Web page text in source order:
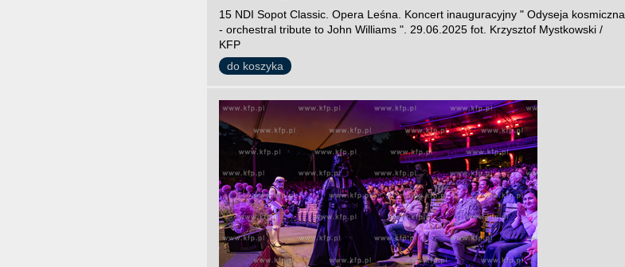
15 NDI Sopot Classic. Opera Leśna. Koncert inauguracyjny " Odyseja kosmiczna
- orchestral tribute to John Williams ". 29.06.2025 fot. Krzysztof Mystkowski /
KFP
do koszyka